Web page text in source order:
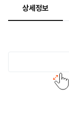
상세정보